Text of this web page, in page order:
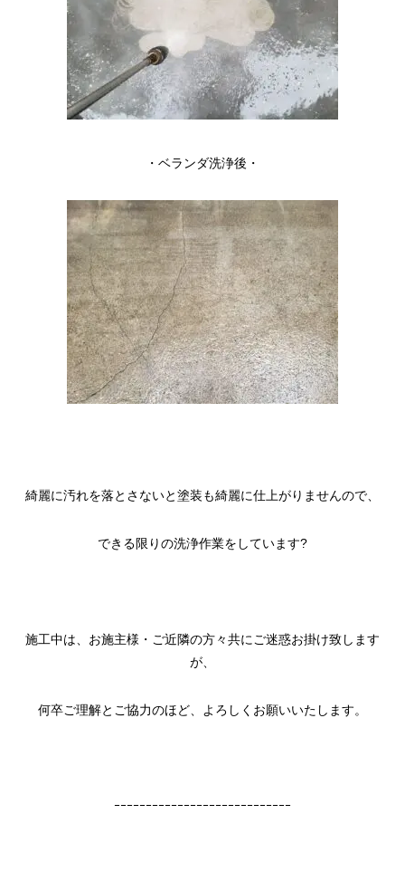
・ベランダ洗浄後・
綺麗に汚れを落とさないと塗装も綺麗に仕上がりませんので、
できる限りの洗浄作業をしています?
施工中は、お施主様・ご近隣の方々共にご迷惑お掛け致します
が、
何卒ご理解とご協力のほど、よろしくお願いいたします。
ｰｰｰｰｰｰｰｰｰｰｰｰｰｰｰｰｰｰｰｰｰｰｰｰｰｰｰｰ